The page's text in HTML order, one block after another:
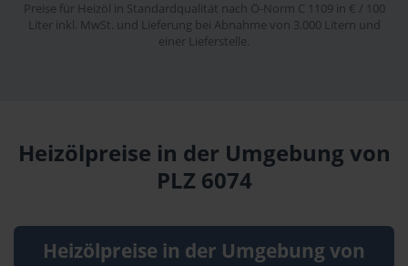
Preise für Heizöl in Standardqualität nach Ö-Norm C 1109 in € / 100
Liter inkl. MwSt. und Lieferung bei Abnahme von 3.000 Litern und
einer Lieferstelle.
Heizölpreise in der Umgebung von
PLZ 6074
Heizölpreise in der Umgebung von